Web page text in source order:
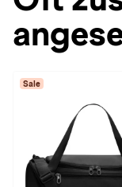
Sale